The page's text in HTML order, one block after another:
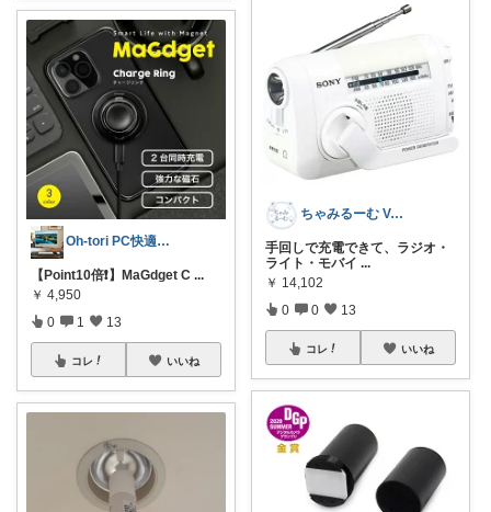
Oh-tori PC快適空間
【Point10倍❗️】MaGdget C ...
￥ 4,950
0 1 13
コレ いいね
ちゃみるーむ Void white
手回しで充電できて、ラジオ・
ライト・モバイ ...
￥ 14,102
0 0 13
コレ いいね